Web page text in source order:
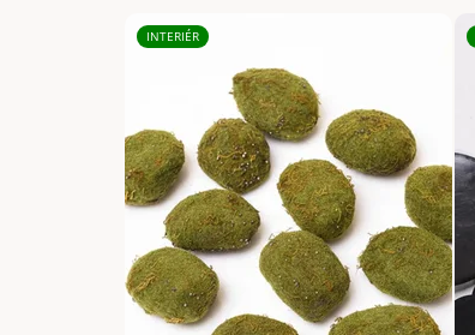
INTERIÉR